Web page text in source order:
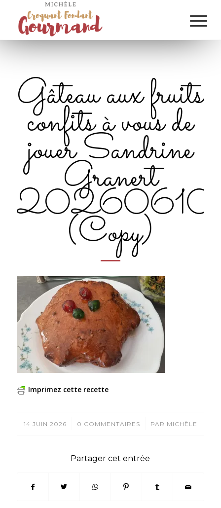
Gâteau aux fruits
confits à vous de
jouer Sandrine
Granert
(Copy)
Imprimez cette recette
14 JUIN 2026
/ 0 COMMENTAIRES
/ PAR MICHÈLE
Partager cet entrée